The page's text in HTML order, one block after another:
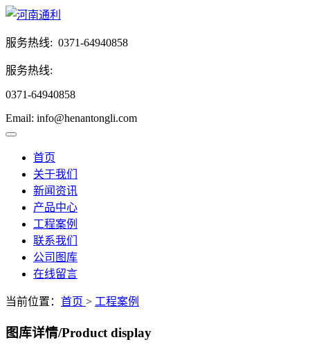
服务热线: 0371-64940858
服务热线:
0371-64940858
Email: info@henantongli.com
首页
关于我们
新闻资讯
产品中心
工程案例
联系我们
公司图库
在线留言
当前位置： 首页 > 工程案例
图库详情/Product display